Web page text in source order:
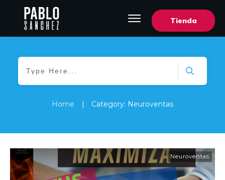
Tienda
Home Category: Neuroventas
Neuroventas